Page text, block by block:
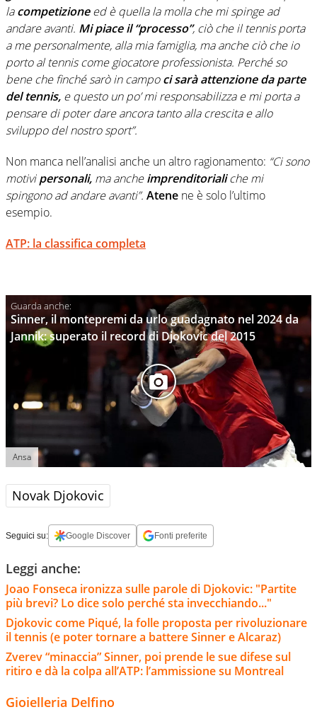
lacompetizioneed è quella la molla che mi spinge ad
andare avanti. Mi piace il “processo”, ciò che il tennis porta
a me personalmente, alla mia famiglia, ma anche ciò che io
porto al tennis come giocatore professionista. Perché so
bene che finché sarò in campoci sarà attenzione da parte
del tennis, e questo un po’ mi responsabilizza e mi porta a
pensare di poter dare ancora tanto alla crescita e allo
sviluppo del nostro sport”.
Non manca nell’analisi anche un altro ragionamento: “Ci sono
motivipersonali, ma ancheimprenditorialiche mi
spingono ad andare avanti”. Atene ne è solo l’ultimo
esempio.
ATP: la classifica completa
Sinner, il montepremi da urlo guadagnato nel 2024 da
Jannik: superato il record di Djokovic del 2015
Ansa
Novak Djokovic
Seguici su: Google Discover Fonti preferite
Leggi anche:
Joao Fonseca ironizza sulle parole di Djokovic: "Partite
più brevi? Lo dice solo perché sta invecchiando..."
Djokovic come Piqué, la folle proposta per rivoluzionare
il tennis (e poter tornare a battere Sinner e Alcaraz)
Zverev “minaccia” Sinner, poi prende le sue difese sul
ritiro e dà la colpa all’ATP: l’ammissione su Montreal
Gioielleria Delfino